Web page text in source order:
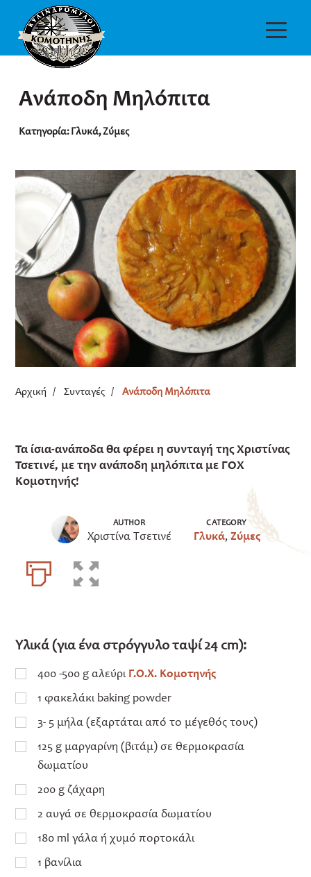
Ανάποδη Μηλόπιτα
Κατηγορία:Γλυκά,Ζύμες
Αρχική /Συνταγές /Ανάποδη Μηλόπιτα
Τα ίσια-ανάποδα θα φέρει η συνταγή της Χριστίνας
Τσετινέ, με την ανάποδη μηλόπιτα με ΓΟΧ
Κομοτηνής!
AUTHOR
Χριστίνα Τσετινέ
CATEGORY
Γλυκά,Ζύμες
Υλικά (για ένα στρόγγυλο ταψί 24 cm):
400 -500 g αλεύριΓ.Ο.Χ. Κομοτηνής
1 φακελάκι baking powder
3- 5 μήλα (εξαρτάται από το μέγεθός τους)
125 g μαργαρίνη (βιτάμ) σε θερμοκρασία
δωματίου
200 g ζάχαρη
2 αυγά σε θερμοκρασία δωματίου
180 ml γάλα ή χυμό πορτοκάλι
1 βανίλια